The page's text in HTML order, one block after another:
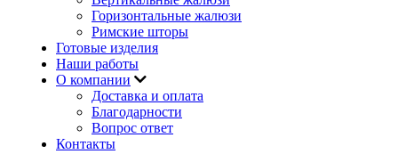
Горизонтальные жалюзи
Римские шторы
Готовые изделия
Наши работы
О компании
Доставка и оплата
Благодарности
Вопрос ответ
Контакты